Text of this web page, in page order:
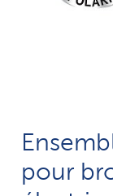
pour